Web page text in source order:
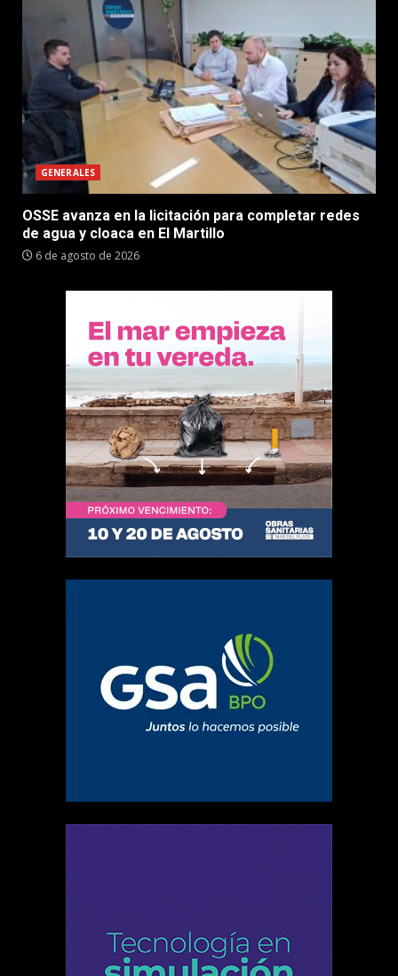
GENERALES
OSSE avanza en la licitación para completar redes
de agua y cloaca en El Martillo
6 de agosto de 2026